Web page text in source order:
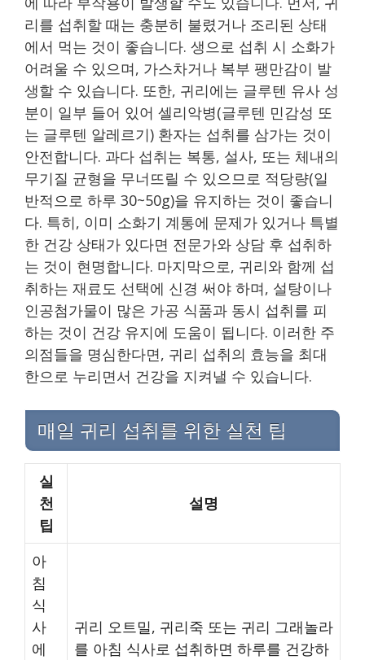
리를 섭취할 때는 충분히 불렸거나 조리된 상태
에서 먹는 것이 좋습니다. 생으로 섭취 시 소화가
어려울 수 있으며, 가스차거나 복부 팽만감이 발
생할 수 있습니다. 또한, 귀리에는 글루텐 유사 성
분이 일부 들어 있어 셀리악병(글루텐 민감성 또
는 글루텐 알레르기) 환자는 섭취를 삼가는 것이
안전합니다. 과다 섭취는 복통, 설사, 또는 체내의
무기질 균형을 무너뜨릴 수 있으므로 적당량(일
반적으로 하루 30~50g)을 유지하는 것이 좋습니
다. 특히, 이미 소화기 계통에 문제가 있거나 특별
한 건강 상태가 있다면 전문가와 상담 후 섭취하
는 것이 현명합니다. 마지막으로, 귀리와 함께 섭
취하는 재료도 선택에 신경 써야 하며, 설탕이나
인공첨가물이 많은 가공 식품과 동시 섭취를 피
하는 것이 건강 유지에 도움이 됩니다. 이러한 주
의점들을 명심한다면, 귀리 섭취의 효능을 최대
한으로 누리면서 건강을 지켜낼 수 있습니다.
매일 귀리 섭취를 위한 실천 팁
실
천
팁
설명
아
침
식
사
에
귀리 오트밀, 귀리죽 또는 귀리 그래놀라
를 아침 식사로 섭취하면 하루를 건강하